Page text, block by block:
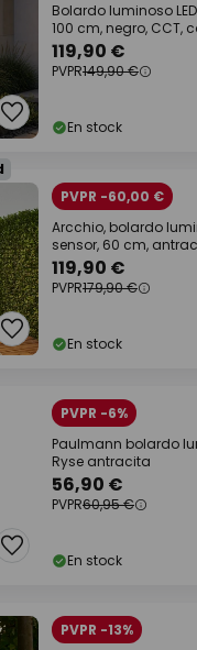
Bolardo luminoso
100 cm, negro, CCT,
119,90 €
PVPR149,90 €
En stock
PVPR -60,00 €
Arcchio, bolardo
sensor, 60 cm,
119,90 €
PVPR179,90 €
En stock
PVPR -6%
Paulmann bolardo
Ryse antracita
56,90 €
PVPR60,95 €
En stock
PVPR -13%